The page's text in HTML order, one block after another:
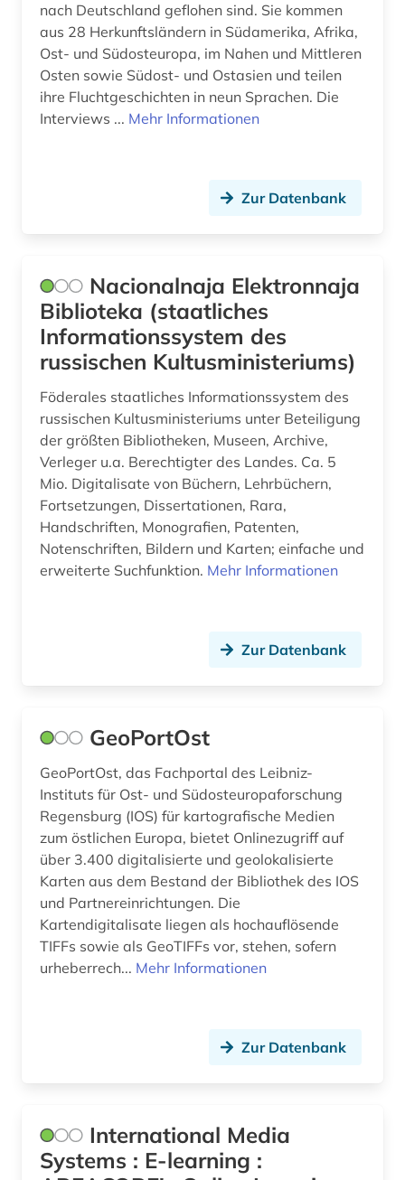
nach Deutschland geflohen sind. Sie kommen
aus 28 Herkunftsländern in Südamerika, Afrika,
Ost- und Südosteuropa, im Nahen und Mittleren
Osten sowie Südost- und Ostasien und teilen
ihre Fluchtgeschichten in neun Sprachen. Die
Interviews ... Mehr Informationen
Zur Datenbank
Nacionalnaja Elektronnaja
Biblioteka (staatliches
Informationssystem des
russischen Kultusministeriums)
Föderales staatliches Informationssystem des
russischen Kultusministeriums unter Beteiligung
der größten Bibliotheken, Museen, Archive,
Verleger u.a. Berechtigter des Landes. Ca. 5
Mio. Digitalisate von Büchern, Lehrbüchern,
Fortsetzungen, Dissertationen, Rara,
Handschriften, Monografien, Patenten,
Notenschriften, Bildern und Karten; einfache und
erweiterte Suchfunktion. Mehr Informationen
Zur Datenbank
GeoPortOst
GeoPortOst, das Fachportal des Leibniz-
Instituts für Ost- und Südosteuropaforschung
Regensburg (IOS) für kartografische Medien
zum östlichen Europa, bietet Onlinezugriff auf
über 3.400 digitalisierte und geolokalisierte
Karten aus dem Bestand der Bibliothek des IOS
und Partnereinrichtungen. Die
Kartendigitalisate liegen als hochauflösende
TIFFs sowie als GeoTIFFs vor, stehen, sofern
urheberrech... Mehr Informationen
Zur Datenbank
International Media
Systems : E-learning :